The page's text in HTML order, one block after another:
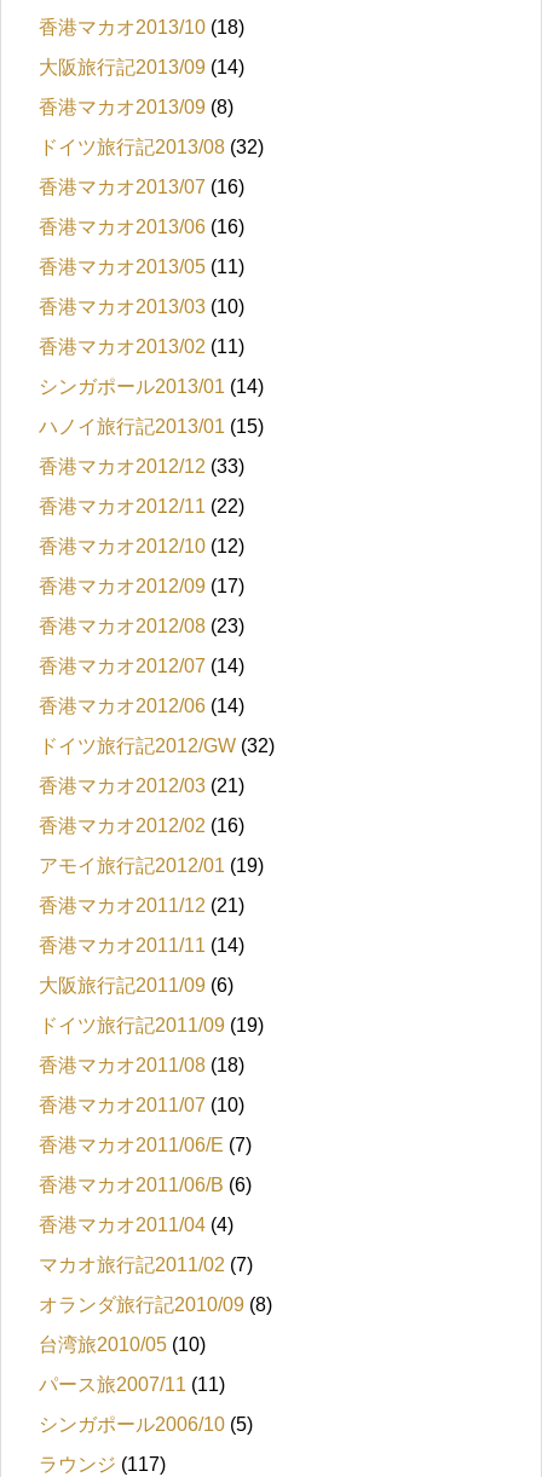
香港マカオ2013/10 (18)
大阪旅行記2013/09 (14)
香港マカオ2013/09 (8)
ドイツ旅行記2013/08 (32)
香港マカオ2013/07 (16)
香港マカオ2013/06 (16)
香港マカオ2013/05 (11)
香港マカオ2013/03 (10)
香港マカオ2013/02 (11)
シンガポール2013/01 (14)
ハノイ旅行記2013/01 (15)
香港マカオ2012/12 (33)
香港マカオ2012/11 (22)
香港マカオ2012/10 (12)
香港マカオ2012/09 (17)
香港マカオ2012/08 (23)
香港マカオ2012/07 (14)
香港マカオ2012/06 (14)
ドイツ旅行記2012/GW (32)
香港マカオ2012/03 (21)
香港マカオ2012/02 (16)
アモイ旅行記2012/01 (19)
香港マカオ2011/12 (21)
香港マカオ2011/11 (14)
大阪旅行記2011/09 (6)
ドイツ旅行記2011/09 (19)
香港マカオ2011/08 (18)
香港マカオ2011/07 (10)
香港マカオ2011/06/E (7)
香港マカオ2011/06/B (6)
香港マカオ2011/04 (4)
マカオ旅行記2011/02 (7)
オランダ旅行記2010/09 (8)
台湾旅2010/05 (10)
パース旅2007/11 (11)
シンガポール2006/10 (5)
ラウンジ (117)